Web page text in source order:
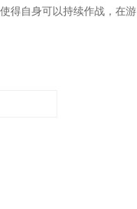
得自身可以持续作战，在游